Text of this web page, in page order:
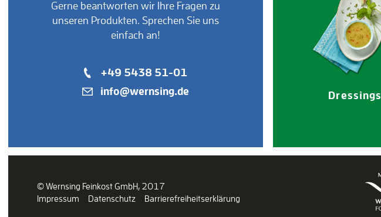
Gerne beantworten wir Ihre Fragen zu
unseren Produkten. Sprechen Sie uns
einfach an!
+49 5438 51-01
info@wernsing.de
Frische
Dressings
© Wernsing Feinkost GmbH, 2017
Impressum
Datenschutz Barrierefreiheitserklärung